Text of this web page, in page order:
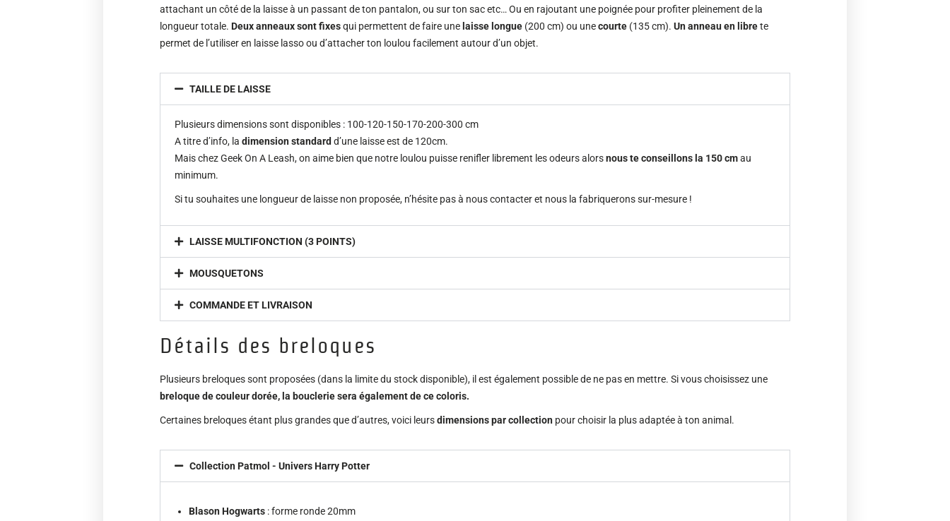
attachant un côté de la laisse à un passant de ton pantalon, ou sur ton sac etc… Ou en rajoutant une poignée pour profiter pleinement de la
longueur totale.Deux anneaux sont fixesqui permettent de faire une laisse longue (200 cm) ou unecourte (135 cm).Un anneau en librete
permet de l’utiliser en laisse lasso ou d’attacher ton loulou facilement autour d’un objet.
TAILLE DE LAISSE
Plusieurs dimensions sont disponibles : 100-120-150-170-200-300 cm
A titre d’info, ladimension standard d’une laisse est de 120cm.
Mais chez Geek On A Leash, on aime bien que notre loulou puisse renifler librement les odeurs alorsnous te conseillons la 150 cmau
minimum.
Si tu souhaites une longueur de laisse non proposée, n’hésite pas à nous contacter et nous la fabriquerons sur-mesure !
LAISSE MULTIFONCTION (3 POINTS)
MOUSQUETONS
COMMANDE ET LIVRAISON
Détails des breloques
Plusieurs breloques sont proposées (dans la limite du stock disponible), il est également possible de ne pas en mettre. Si vous choisissez une
breloque de couleur dorée, la bouclerie sera également de ce coloris.
Certaines breloques étant plus grandes que d’autres, voici leursdimensions par collection pour choisir la plus adaptée à ton animal.
Collection Patmol - Univers Harry Potter
Blason Hogwarts : forme ronde 20mm